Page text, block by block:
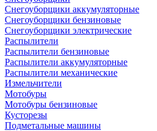
Снегоуборщики аккумуляторные
Снегоуборщики бензиновые
Снегоуборщики электрические
Распылители
Распылители бензиновые
Распылители аккумуляторные
Распылители механические
Измельчители
Мотобуры
Мотобуры бензиновые
Кусторезы
Подметальные машины